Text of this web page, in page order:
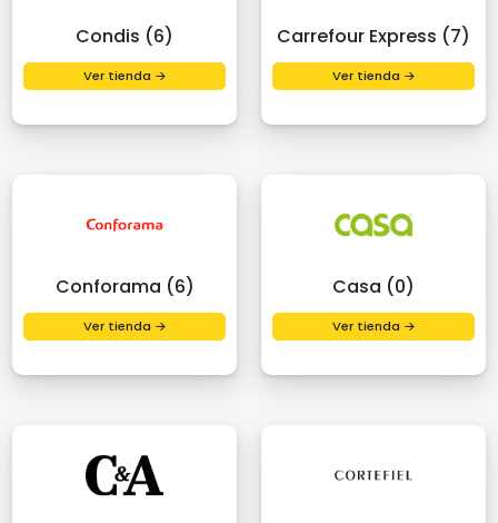
Condis (6)
Ver tienda →
Carrefour Express (7)
Ver tienda →
Conforama (6)
Ver tienda →
Casa (0)
Ver tienda →